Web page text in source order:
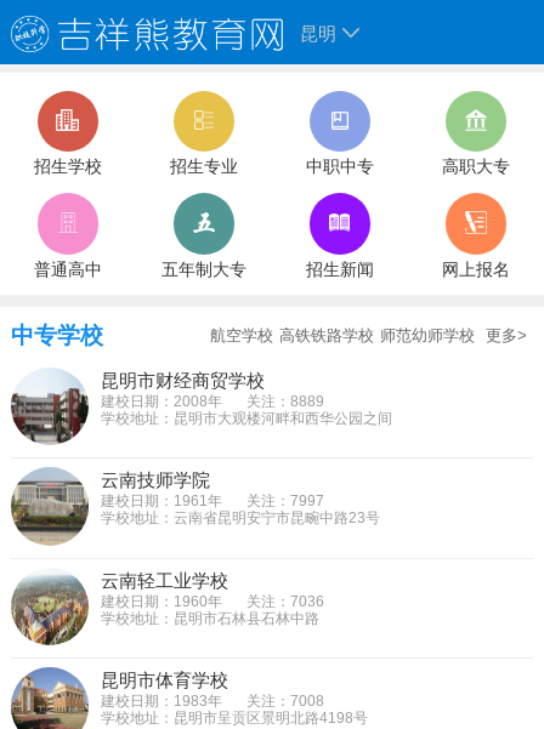
昆明
招生学校 招生专业 中职中专 高职大专
普通高中 五年制大专 招生新闻 网上报名
中专学校 航空学校 高铁铁路学校 师范幼师学校 更多>
昆明市财经商贸学校
建校日期：2008年
关注：8889
学校地址：昆明市大观楼河畔和西华公园之间
云南技师学院
建校日期：1961年
关注：7997
学校地址：云南省昆明安宁市昆畹中路23号
云南轻工业学校
建校日期：1960年
关注：7036
学校地址：昆明市石林县石林中路
昆明市体育学校
建校日期：1983年
关注：7008
学校地址：昆明市呈贡区景明北路4198号